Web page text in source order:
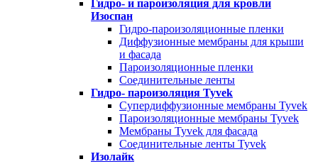
Гидро- и пароизоляция для кровли
Изоспан
Гидро-пароизоляционные пленки
Диффузионные мембраны для крыши
и фасада
Пароизоляционные пленки
Соединительные ленты
Гидро- пароизоляция Tyvek
Супердиффузионные мембраны Tyvek
Пароизоляционные мембраны Tyvek
Мембраны Tyvek для фасада
Соединительные ленты Tyvek
Изолайк